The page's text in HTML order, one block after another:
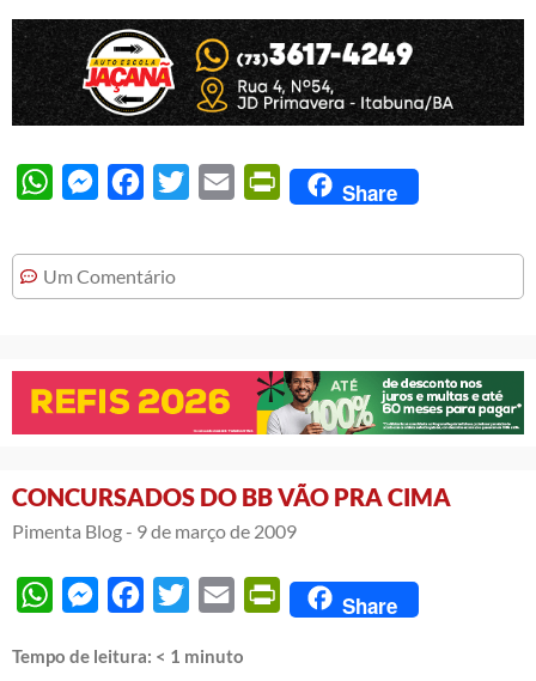
WhatsAppMessengerFacebook
Twitter Email PrintFriendly
Share
Um Comentário
CONCURSADOS DO BB VÃO PRA CIMA
Pimenta Blog - 9 de março de 2009
WhatsAppMessengerFacebook
Twitter Email PrintFriendly
Share
Tempo de leitura: < 1 minuto